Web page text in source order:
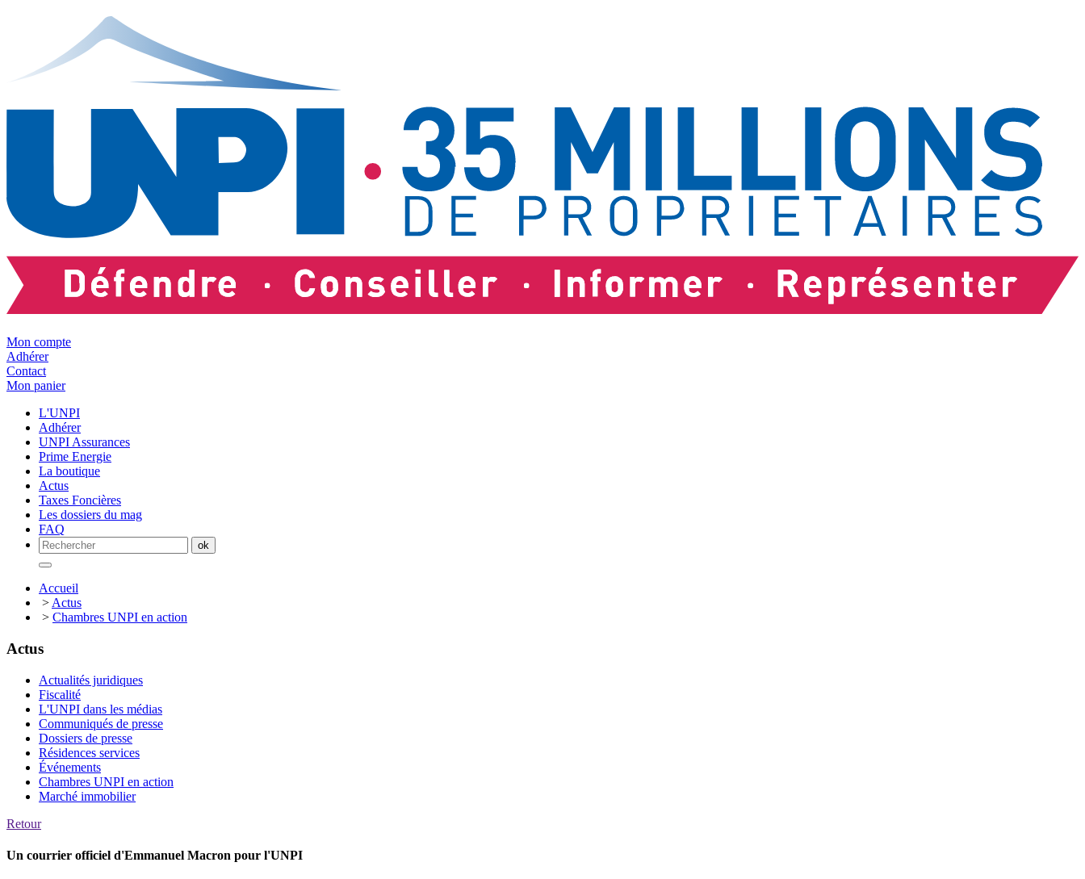
Mon compte
Adhérer
Contact
Mon panier
L'UNPI
Adhérer
UNPI Assurances
Prime Energie
La boutique
Actus
Taxes Foncières
Les dossiers du mag
FAQ
Accueil
> Actus
> Chambres UNPI en action
Actus
Actualités juridiques
Fiscalité
L'UNPI dans les médias
Communiqués de presse
Dossiers de presse
Résidences services
Événements
Chambres UNPI en action
Marché immobilier
Retour
Un courrier officiel d'Emmanuel Macron pour l'UNPI